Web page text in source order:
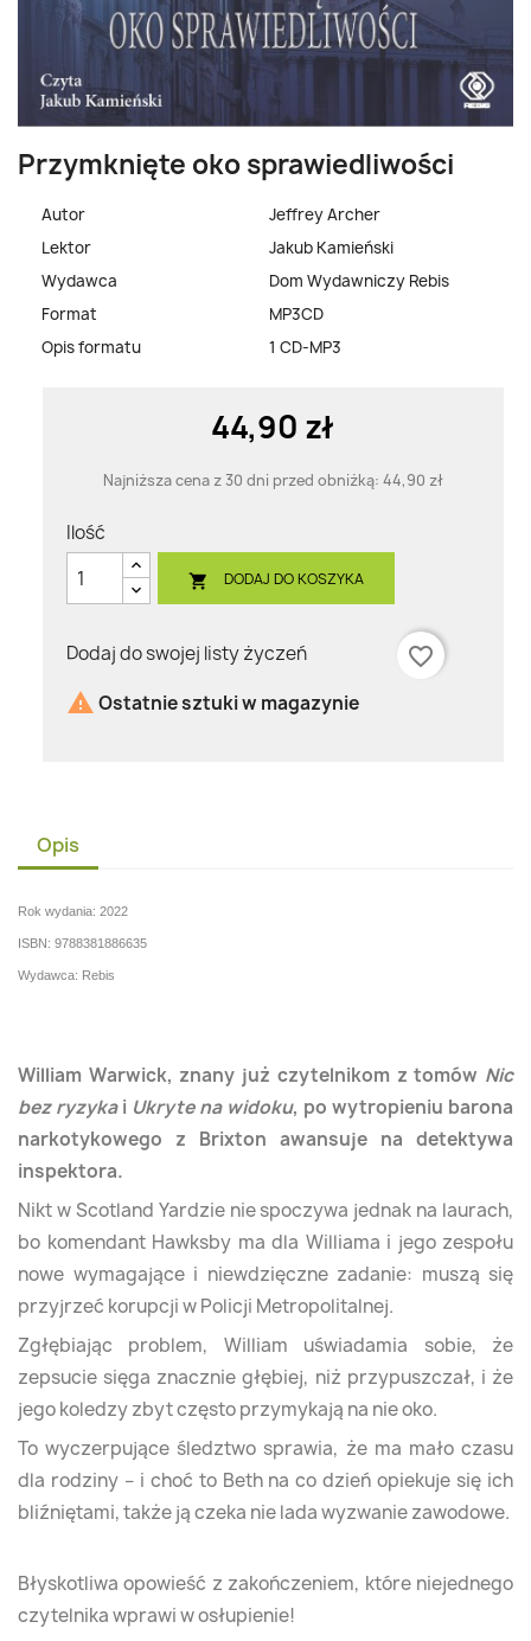
Przymknięte oko sprawiedliwości
Autor
Jeffrey Archer
Lektor
Jakub Kamieński
Wydawca
Dom Wydawniczy Rebis
Format
MP3CD
Opis formatu
1 CD-MP3
44,90 zł
Najniższa cena z 30 dni przed obniżką: 44,90 zł
Ilość
 DODAJ DO KOSZYKA
Dodaj do swojej listy życzeń
favorite_border
 Ostatnie sztuki w magazynie
Opis
Rok wydania: 2022
ISBN: 9788381886635
Wydawca: Rebis
William Warwick, znany już czytelnikom z tomów Nic
bez ryzykai Ukryte na widoku, po wytropieniu barona
narkotykowego z Brixton awansuje na detektywa
inspektora.
Nikt w Scotland Yardzie nie spoczywa jednak na laurach,
bo komendant Hawksby ma dla Williama i jego zespołu
nowe wymagające i niewdzięczne zadanie: muszą się
przyjrzeć korupcji w Policji Metropolitalnej.
Zgłębiając problem, William uświadamia sobie, że
zepsucie sięga znacznie głębiej, niż przypuszczał, i że
jego koledzy zbyt często przymykają na nie oko.
To wyczerpujące śledztwo sprawia, że ma mało czasu
dla rodziny – i choć to Beth na co dzień opiekuje się ich
bliźniętami, także ją czeka nie lada wyzwanie zawodowe.
Błyskotliwa opowieść z zakończeniem, które niejednego
czytelnika wprawi w osłupienie!